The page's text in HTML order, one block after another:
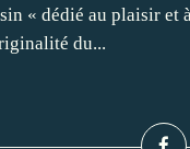
« dédié au plaisir
du...